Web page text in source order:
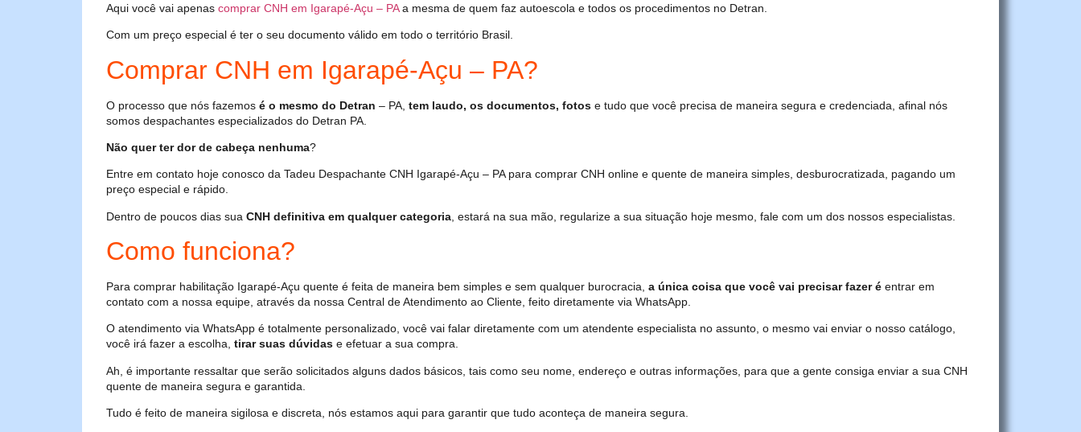
Aqui você vai apenas comprar CNH em Igarapé-Açu – PAa mesma de quem faz autoescola e todos os procedimentos no Detran.
Com um preço especial é ter o seu documento válido em todo o território Brasil.
Comprar CNH em Igarapé-Açu – PA?
O processo que nós fazemos é o mesmo do Detran – PA, tem laudo, os documentos, fotos e tudo que você precisa de maneira segura e credenciada, afinal nós
somos despachantes especializados do Detran PA.
Não quer ter dor de cabeça nenhuma?
Entre em contato hoje conosco da Tadeu Despachante CNH Igarapé-Açu – PA para comprar CNH online e quente de maneira simples, desburocratizada, pagando um
preço especial e rápido.
Dentro de poucos dias sua CNH definitiva em qualquer categoria , estará na sua mão, regularize a sua situação hoje mesmo, fale com um dos nossos especialistas.
Como funciona?
Para comprar habilitação Igarapé-Açu quente é feita de maneira bem simples e sem qualquer burocracia, a única coisa que você vai precisar fazer é entrar em
contato com a nossa equipe, através da nossa Central de Atendimento ao Cliente, feito diretamente via WhatsApp.
O atendimento via WhatsApp é totalmente personalizado, você vai falar diretamente com um atendente especialista no assunto, o mesmo vai enviar o nosso catálogo,
você irá fazer a escolha, tirar suas dúvidas e efetuar a sua compra.
Ah, é importante ressaltar que serão solicitados alguns dados básicos, tais como seu nome, endereço e outras informações, para que a gente consiga enviar a sua CNH
quente de maneira segura e garantida.
Tudo é feito de maneira sigilosa e discreta, nós estamos aqui para garantir que tudo aconteça de maneira segura.